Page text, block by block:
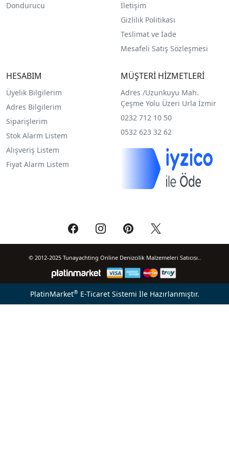
Dondurucu
İletişim
Gizlilik Politikası
Teslimat ve İade
Mesafeli Satış Sözleşmesi
HESABIM
Üyelik Bilgilerim
Adres Bilgilerim
Siparişlerim
Stok Alarm Listem
Alışveriş Listem
Fiyat Alarm Listem
MÜŞTERİ HİZMETLERİ
Adres /Uzunkuyu Mah.
Çeşme Yolu Üzeri Urla İzmir
0232 712 10 50
0532 623 32 62
© 2012-2025 Tunayachting Online Denizcilik Malzemeleri Satıcısı..
PlatinMarket®E-Ticaret Sistemi İle Hazırlanmıştır.